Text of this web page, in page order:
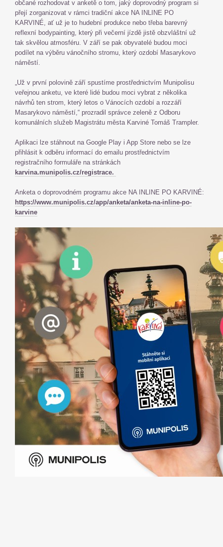
občané rozhodovat v anketě o tom, jaký doprovodný program si
přejí zorganizovat v rámci tradiční akce NA INLINE PO
KARVINÉ, ať už je to hudební produkce nebo třeba barevný
reflexní bodypainting, který při večerní jízdě jistě obzvláštní už
tak skvělou atmosféru. V září se pak obyvatelé budou moci
podílet na výběru vánočního stromu, který ozdobí Masarykovo
náměstí.
„Už v první polovině září spustíme prostřednictvím Munipolisu
veřejnou anketu, ve které lidé budou moci vybrat z několika
návrhů ten strom, který letos o Vánocích ozdobí a rozzáří
Masarykovo náměstí,“ prozradil správce zeleně z Odboru
komunálních služeb Magistrátu města Karviné Tomáš Trampler.
Aplikaci lze stáhnout na Google Play i App Store nebo se lze
přihlásit k odběru informací do emailu prostřednictvím
registračního formuláře na stránkách
karvina.munipolis.cz/registrace.
Anketa o doprovodném programu akce NA INLINE PO KARVINÉ:
https://www.munipolis.cz/app/anketa/anketa-na-inline-po-
karvine